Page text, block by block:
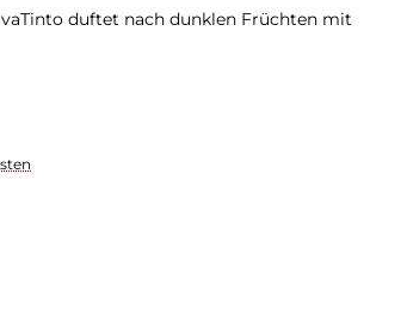
duftet nach dunklen Früchten mit